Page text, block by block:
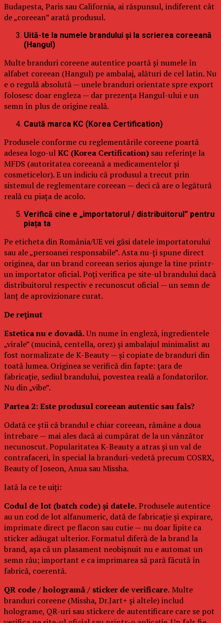
Budapesta, Paris sau California, ai răspunsul, indiferent cât
de „coreean” arată produsul.
Uită-te la numele brandului și la scrierea coreeană
(Hangul)
Multe branduri coreene autentice poartă și numele în
alfabet coreean (Hangul) pe ambalaj, alături de cel latin. Nu
e o regulă absolută — unele branduri orientate spre export
folosesc doar engleza — dar prezența Hangul-ului e un
semn în plus de origine reală.
Caută marca KC (Korea Certification)
Produsele conforme cu reglementările coreene poartă
adesea logo-ulKC (Korea Certification) sau referințe la
MFDS (autoritatea coreeană a medicamentelor și
cosmeticelor). E un indiciu că produsul a trecut prin
sistemul de reglementare coreean — deci că are o legătură
reală cu piața de acolo.
Verifică cine e „importatorul / distribuitorul” pentru
piața ta
Pe eticheta din România/UE vei găsi datele importatorului
sau ale „persoanei responsabile”. Asta nu-ți spune direct
originea, dar un brand coreean serios ajunge la tine printr-
un importator oficial. Poți verifica pe site-ul brandului dacă
distribuitorul respectiv e recunoscut oficial — un semn de
lanț de aprovizionare curat.
De reținut
Estetica nu e dovadă.Un nume în engleză, ingredientele
„virale” (mucină, centella, orez) și ambalajul minimalist au
fost normalizate de K-Beauty — și copiate de branduri din
toată lumea. Originea se verifică din fapte: țara de
fabricație, sediul brandului, povestea reală a fondatorilor.
Nu din „vibe”.
Partea 2: Este produsul coreean autentic sau fals?
Odată ce știi că brandul e chiar coreean, rămâne a doua
întrebare — mai ales dacă ai cumpărat de la un vânzător
necunoscut. Popularitatea K-Beauty a atras și un val de
contrafaceri, în special la branduri-vedetă precum COSRX,
Beauty of Joseon, Anua sau Missha.
Iată la ce te uiți:
Codul de lot (batch code) și datele.Produsele autentice
au un cod de lot alfanumeric, dată de fabricație și expirare,
imprimate direct pe flacon sau cutie — nu doar lipite ca
sticker adăugat ulterior. Formatul diferă de la brand la
brand, așa că un plasament neobișnuit nu e automat un
semn rău; important e ca imprimarea să pară făcută în
fabrică, coerentă.
QR code / hologramă / sticker de verificare.Multe
branduri coreene (Missha, Dr.Jart+ și altele) includ
holograme, QR-uri sau stickere de autentificare care se pot